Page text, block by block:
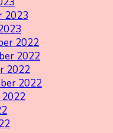
2023
2022
2022
2022
2022